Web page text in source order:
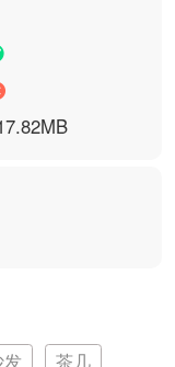
发
茶几